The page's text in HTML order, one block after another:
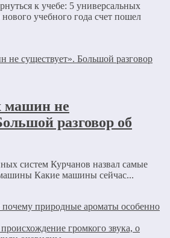
к учебе: 5 универсальных
учебного года счет пошел
машин не
разговор об
систем Курчанов назвал самые
Какие машины сейчас...
природные ароматы особенно
громкого звука, о